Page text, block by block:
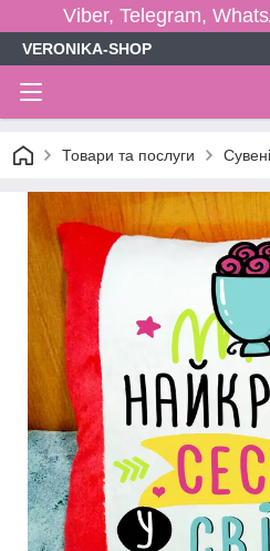
Viber, Telegram,
VERONIKA-SHOP
Товари та послуги